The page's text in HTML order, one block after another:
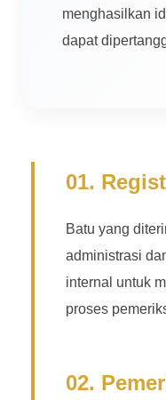
menghasilkan
dapat
01.
Batu yang
administrasi
internal untuk
proses
02.